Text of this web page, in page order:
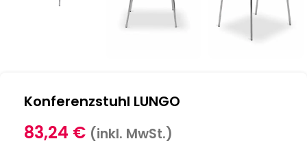
Konferenzstuhl LUNGO
83,24 € (inkl. MwSt.)